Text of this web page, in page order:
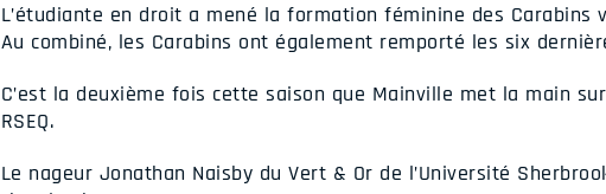
L’étudiante en droit a mené la formation féminine des
Au combiné, les Carabins ont également remporté les six
C’est la deuxième fois cette saison que Mainville met la main
RSEQ.
Le nageur Jonathan Naisby du Vert & Or de l’Université